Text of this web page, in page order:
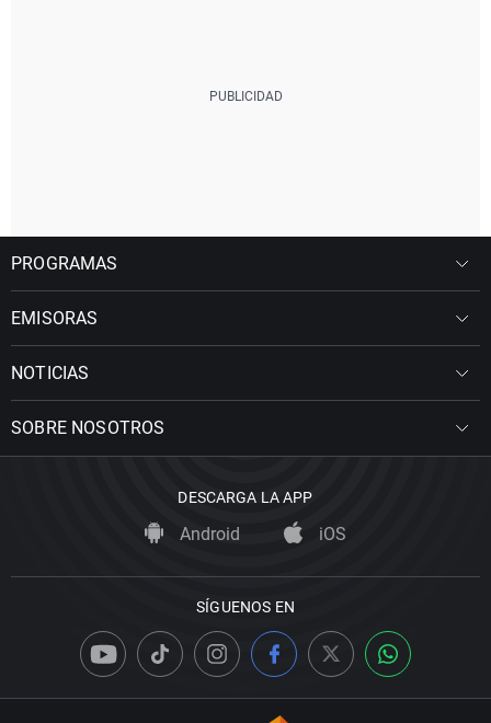
PROGRAMAS
EMISORAS
NOTICIAS
SOBRE NOSOTROS
DESCARGA LA APP
Android iOS
SÍGUENOS EN